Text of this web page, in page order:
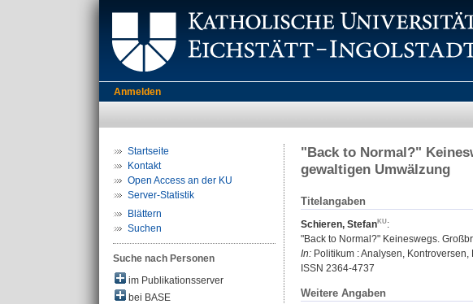
Anmelden
Startseite
Kontakt
Open Access an der KU
Server-Statistik
Blättern
Suchen
Suche nach Personen
im Publikationsserver
bei BASE
"Back to Normal?"
gewaltigen Umwälzung
Titelangaben
Schieren, Stefan
:
"Back to Normal?" Keineswegs.
In: Politikum : Analysen,
ISSN 2364-4737
Weitere Angaben